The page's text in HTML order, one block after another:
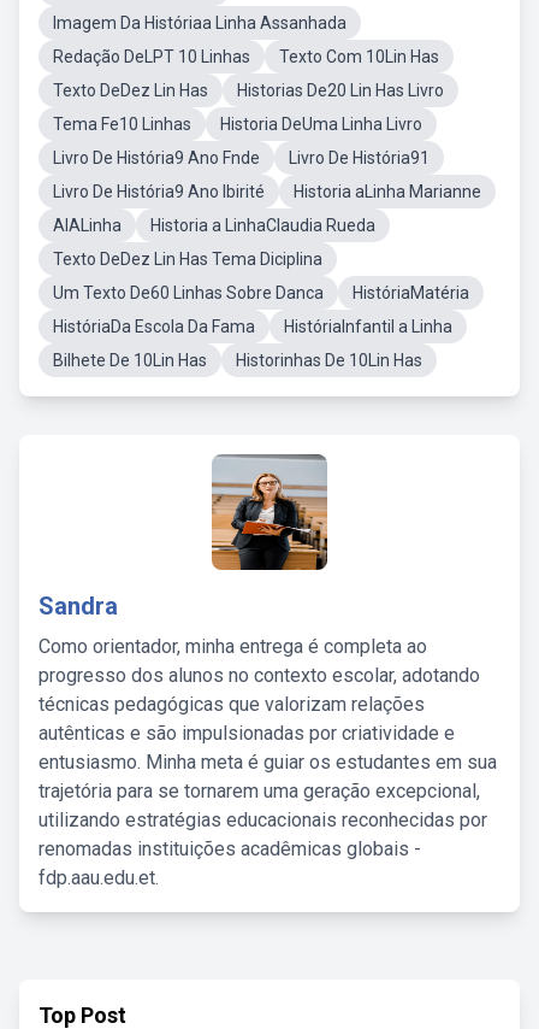
Imagem Da Históriaa Linha Assanhada
Redação DeLPT 10 Linhas
Texto Com 10Lin Has
Texto DeDez Lin Has
Historias De20 Lin Has Livro
Tema Fe10 Linhas
Historia DeUma Linha Livro
Livro De História9 Ano Fnde
Livro De História91
Livro De História9 Ano Ibirité
Historia aLinha Marianne
AIALinha
Historia a LinhaClaudia Rueda
Texto DeDez Lin Has Tema Diciplina
Um Texto De60 Linhas Sobre Danca
HistóriaMatéria
HistóriaDa Escola Da Fama
HistóriaInfantil a Linha
Bilhete De 10Lin Has
Historinhas De 10Lin Has
Sandra
Como orientador, minha entrega é completa ao
progresso dos alunos no contexto escolar, adotando
técnicas pedagógicas que valorizam relações
autênticas e são impulsionadas por criatividade e
entusiasmo. Minha meta é guiar os estudantes em sua
trajetória para se tornarem uma geração excepcional,
utilizando estratégias educacionais reconhecidas por
renomadas instituições acadêmicas globais -
fdp.aau.edu.et.
Top Post